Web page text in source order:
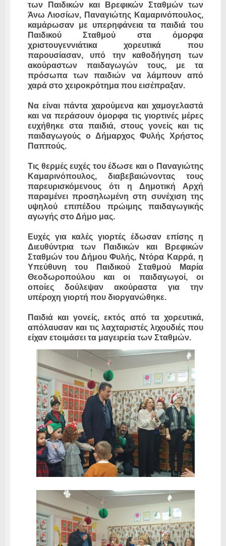
των Παιδικών και Βρεφικών Σταθμών των
Άνω Λιοσίων, Παναγιώτης Καμαρινόπουλος,
καμάρωσαν με υπερηφάνεια τα παιδιά του
Παιδικού Σταθμού στα όμορφα
χριστουγεννιάτικα χορευτικά που
παρουσίασαν, υπό την καθοδήγηση των
ακούραστων παιδαγωγών τους, με τα
πρόσωπα των παιδιών να λάμπουν από
χαρά στο χειροκρότημα που εισέπραξαν.
Να είναι πάντα χαρούμενα και χαμογελαστά
και να περάσουν όμορφα τις γιορτινές μέρες
ευχήθηκε στα παιδιά, στους γονείς και τις
παιδαγωγούς ο Δήμαρχος Φυλής Χρήστος
Παππούς.
Τις θερμές ευχές του έδωσε και ο Παναγιώτης
Καμαρινόπουλος, διαβεβαιώνοντας τους
παρευρισκόμενους ότι η Δημοτική Αρχή
παραμένει προσηλωμένη στη συνέχιση της
υψηλού επιπέδου πρώιμης παιδαγωγικής
αγωγής στο Δήμο μας.
Ευχές για καλές γιορτές έδωσαν επίσης η
Διευθύντρια των Παιδικών και Βρεφικών
Σταθμών του Δήμου Φυλής, Ντόρα Καρρά, η
Υπεύθυνη του Παιδικού Σταθμού Μαρία
Θεοδωροπούλου και οι παιδαγωγοί, οι
οποίες δούλεψαν ακούραστα για την
υπέροχη γιορτή που διοργανώθηκε.
Παιδιά και γονείς, εκτός από τα χορευτικά,
απόλαυσαν και τις λαχταριστές λιχουδιές που
είχαν ετοιμάσει τα μαγειρεία των Σταθμών.